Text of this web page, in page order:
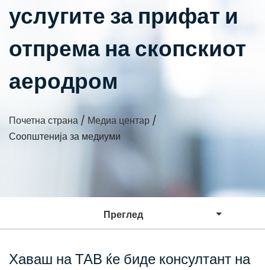
услугите за прифат и
отпрема на скопскиот
аеродром
Почетна страна / Медиа центар /
Соопштенија за медиуми
Преглед
Хаваш на ТАВ ќе биде консултант на